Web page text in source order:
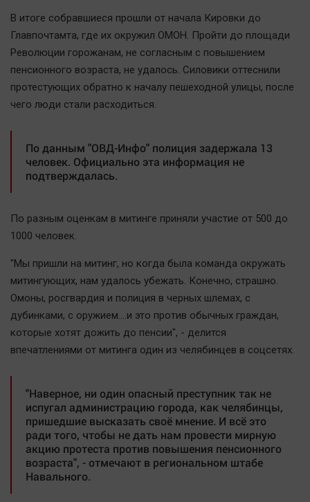
Быстрый медиазавод
Вирус чтения
Гороскоп
Дети
Качество жизни
Конкурс
Народная журналистика
Наука
Обсуждаем
Отдых
Последняя инстанция
Светская жизнь
Тенденции
Точка на карте
В итоге собравшиеся прошли от начала Кировки до
Главпочтамта, где их окружил ОМОН. Пройти до площади
Революции горожанам, не согласным с повышением
пенсионного возраста, не удалось. Силовики оттеснили
протестующих обратно к началу пешеходной улицы, после
чего люди стали расходиться.
По данным "ОВД-Инфо" полиция задержала 13
человек. Официально эта информация не
подтверждалась.
По разным оценкам в митинге приняли участие от 500 до
1000 человек.
"Мы пришли на митинг, но когда была команда окружать
митингующих, нам удалось убежать. Конечно, страшно.
Омоны, росгвардия и полиция в черных шлемах, с
дубинками, с оружием....и это против обычных граждан,
которые хотят дожить до пенсии ", - делится
впечатлениями от митинга один из челябинцев в соцсетях.
"Наверное, ни один опасный преступник так не
испугал администрацию города, как челябинцы,
пришедшие высказать своё мнение. И всё это
ради того, чтобы не дать нам провести мирную
акцию протеста против повышения пенсионного
возраста", - отмечают в региональном штабе
Навального.